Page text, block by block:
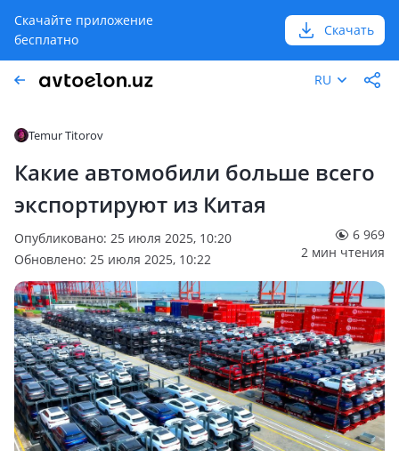
Скачайте приложение
бесплатно
Скачать
RU
Temur Titorov
Какие автомобили больше всего
экспортируют из Китая
Опубликовано: 25 июля 2025, 10:20
Обновлено: 25 июля 2025, 10:22
6 969
2 мин чтения